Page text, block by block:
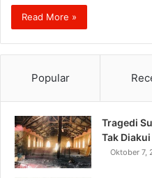
Read More »
Popular
Tragedi
Tak
Oktober 7,